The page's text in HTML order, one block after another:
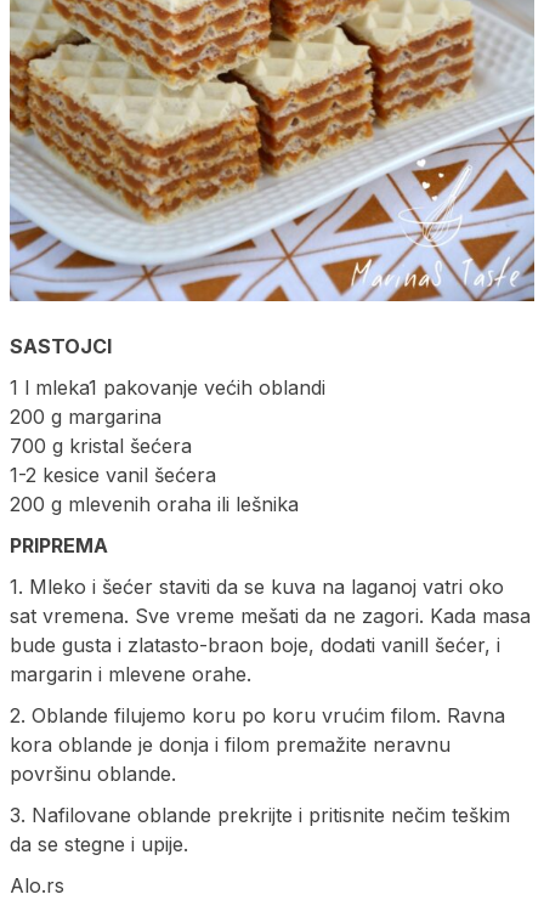
SASTOJCI
1 l mleka1 pakovanje većih oblandi
200 g margarina
700 g kristal šećera
1-2 kesice vanil šećera
200 g mlevenih oraha ili lešnika
PRIPREMA
1. Mleko i šećer staviti da se kuva na laganoj vatri oko
sat vremena. Sve vreme mešati da ne zagori. Kada masa
bude gusta i zlatasto-braon boje, dodati vanill šećer, i
margarin i mlevene orahe.
2. Oblande filujemo koru po koru vrućim filom. Ravna
kora oblande je donja i filom premažite neravnu
površinu oblande.
3. Nafilovane oblande prekrijte i pritisnite nečim teškim
da se stegne i upije.
Alo.rs